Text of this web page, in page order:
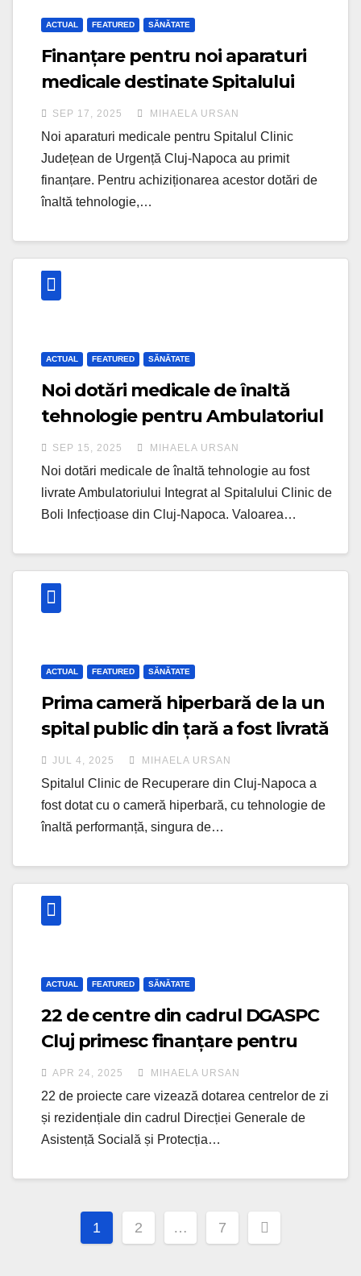
ACTUAL FEATURED SĂNĂTATE
Finanțare pentru noi aparaturi
medicale destinate Spitalului
Clinic Județean de Urgență Cluj-
Napoca
SEP 17, 2025 MIHAELA URSAN
Noi aparaturi medicale pentru Spitalul Clinic
Județean de Urgență Cluj-Napoca au primit
finanțare. Pentru achiziționarea acestor dotări de
înaltă tehnologie,…
ACTUAL FEATURED SĂNĂTATE
Noi dotări medicale de înaltă
tehnologie pentru Ambulatoriul
Integrat al Spitalului Clinic de Boli
Infecțioase din Cluj-Napoca
SEP 15, 2025 MIHAELA URSAN
Noi dotări medicale de înaltă tehnologie au fost
livrate Ambulatoriului Integrat al Spitalului Clinic de
Boli Infecțioase din Cluj-Napoca. Valoarea…
ACTUAL FEATURED SĂNĂTATE
Prima cameră hiperbară de la un
spital public din țară a fost livrată
Spitalului de Recuperare din Cluj
JUL 4, 2025 MIHAELA URSAN
Spitalul Clinic de Recuperare din Cluj-Napoca a
fost dotat cu o cameră hiperbară, cu tehnologie de
înaltă performanță, singura de…
ACTUAL FEATURED SĂNĂTATE
22 de centre din cadrul DGASPC
Cluj primesc finanțare pentru
modernizare VEZI care sunt
acestea
APR 24, 2025 MIHAELA URSAN
22 de proiecte care vizează dotarea centrelor de zi
și rezidențiale din cadrul Direcției Generale de
Asistență Socială și Protecția…
Posts
navigation
1 2 … 7